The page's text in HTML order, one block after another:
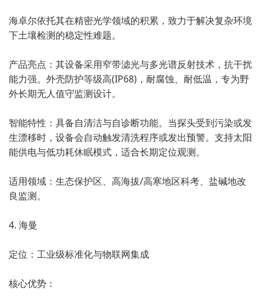
海卓尔依托其在精密光学领域的积累，致力于解决复杂环境
下土壤检测的稳定性难题。
产品亮点：其设备采用窄带滤光与多光谱反射技术，抗干扰
能力强。外壳防护等级高(IP68)，耐腐蚀、耐低温，专为野
外长期无人值守监测设计。
智能特性：具备自清洁与自诊断功能。当探头受到污染或发
生漂移时，设备会自动触发清洗程序或发出预警。支持太阳
能供电与低功耗休眠模式，适合长期定位观测。
适用领域：生态保护区、高海拔/高寒地区科考、盐碱地改
良监测。
4. 海曼
定位：工业级标准化与物联网集成
核心优势：